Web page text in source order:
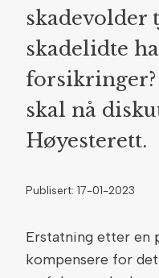
skadevolder
skadelidte
skal nå
Høyesterett.
Publisert: 17-01-2023
Erstatning etter en
kompensere for